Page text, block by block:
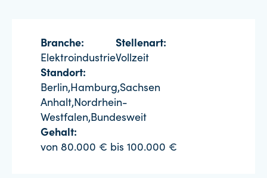
Branche:
Elektroindustrie
Stellenart:
Vollzeit
Standort:
Berlin,Hamburg,Sachsen
Anhalt,Nordrhein-
Westfalen,Bundesweit
Gehalt:
von 80.000 € bis 100.000 €